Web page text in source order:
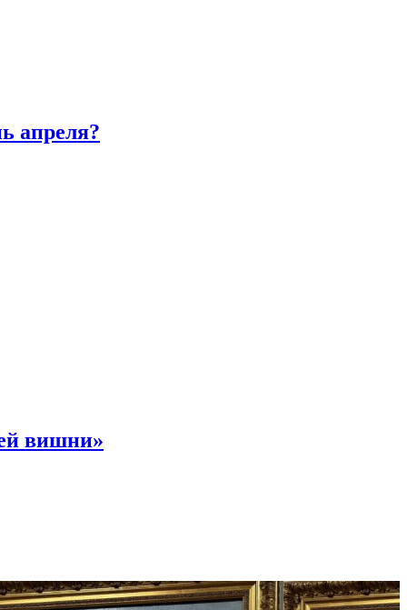
апреля?
вишни»